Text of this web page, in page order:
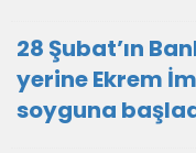
28 Şubat’ın
yerine Ekrem
soyguna